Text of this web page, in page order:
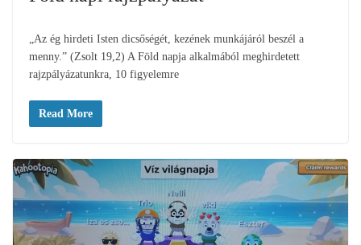
„Az ég hirdeti Isten dicsőségét, kezének munkájáról beszél a
menny.” (Zsolt 19,2) A Föld napja alkalmából meghirdetett
rajzpályázatunkra, 10 figyelemre
Read More